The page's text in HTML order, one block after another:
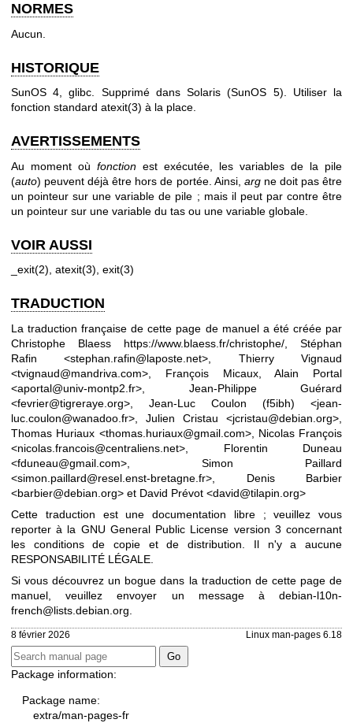
NORMES
Aucun.
HISTORIQUE
SunOS 4, glibc. Supprimé dans Solaris (SunOS 5). Utiliser la
fonction standard atexit(3) à la place.
AVERTISSEMENTS
Au moment où fonction est exécutée, les variables de la pile
(auto) peuvent déjà être hors de portée. Ainsi, argne doit pas être
un pointeur sur une variable de pile ; mais il peut par contre être
un pointeur sur une variable du tas ou une variable globale.
VOIR AUSSI
_exit(2) atexit(3) exit(3)
TRADUCTION
La traduction française de cette page de manuel a été créée par
Christophe Blaess https://www.blaess.fr/christophe/ , Stéphan
Rafin <stephan.rafin@laposte.net>, Thierry Vignaud
<tvignaud@mandriva.com>, François Micaux, Alain Portal
<aportal@univ-montp2.fr>, Jean-Philippe Guérard
<fevrier@tigreraye.org>, Jean-Luc Coulon (f5ibh) <jean-
luc.coulon@wanadoo.fr>, Julien Cristau <jcristau@debian.org>,
Thomas Huriaux <thomas.huriaux@gmail.com>, Nicolas François
<nicolas.francois@centraliens.net>, Florentin Duneau
<fduneau@gmail.com>, Simon Paillard
<simon.paillard@resel.enst-bretagne.fr>, Denis Barbier
<barbier@debian.org> et David Prévot <david@tilapin.org>
Cette traduction est une documentation libre ; veuillez vous
reporter à la GNU General Public License version 3 concernant
les conditions de copie et de distribution. Il n'y a aucune
RESPONSABILITÉ LÉGALE.
Si vous découvrez un bogue dans la traduction de cette page de
manuel, veuillez envoyer un message à debian-l10n-
french@lists.debian.org.
8 février 2026 Linux man-pages 6.18
Package information:
Package name:
extra/man-pages-fr